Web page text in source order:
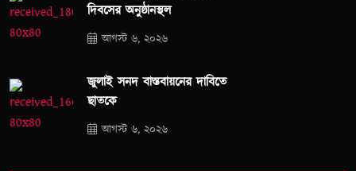
দিবসের অনুষ্ঠানস্থল
আগস্ট ৬, ২০২৬
জুলাই সনদ বাস্তবায়নের দাবিতে
ছাতকে
আগস্ট ৬, ২০২৬